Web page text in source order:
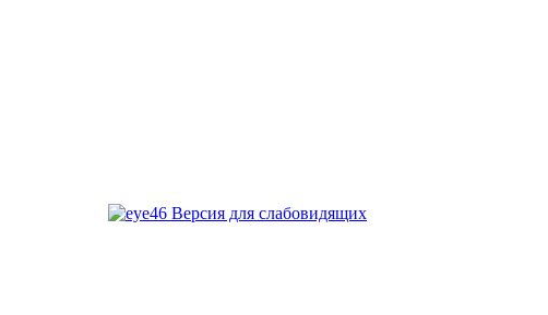
Версия для слабовидящих